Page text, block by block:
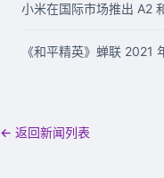
小米在国际市场推出 A2
《和平精英》蝉联 2021
← 返回新闻列表